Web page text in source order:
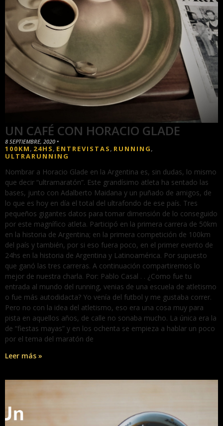
UN CAFÉ CON HORACIO GLADE
8 SEPTIEMBRE, 2020 •
100KM , 24HS , ENTREVISTAS , RUNNING ,
ULTRARUNNING
Nombrar a Horacio Glade en la Argentina es, sin dudas, lo mismo
que decir “ultramaratón”. Este grandísimo atleta ha sentado las
bases, junto con Adalberto Maidana y un puñado de amigos, de
lo que es hoy en día el total del ultrafondo de ese país. Tres
pequeños gigantes datos para tomar dimensión de lo conseguido
por este magnífico atleta. Participó en la primera carrera de 50km
en la historia de Argentina; en la primera competición de 100km
del país y también, por si eso fuera poco, en el primer evento de
24hs en la historia de Argentina y Latinoamérica. Por supuesto
que ganó las tres carreras. A continuación compartiremos lo
mejor de nuestra charla. Por: Pablo Casal . . ¿Como fue tu
entrada al mundo del running, venias de una escuela de atletismo
o fue más autodidacta? Yo venía del futbol y me gustaba correr.
Pero no con la idea del atletismo, eso era una cosa muy para
pista en aquellos años, de calle no sonaba mucho. La única era la
de “fiestas mayas” y en los ochenta se empieza a hablar un poco
por el tema del maratón de
Leer más »